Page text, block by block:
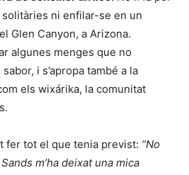
ni enfilar-se en un
Glen Canyon, a Arizona.
algunes menges que no
i s’apropa també a la
els wixárika, la comunitat
fer tot el que tenia previst: “No
m’ha deixat una mica